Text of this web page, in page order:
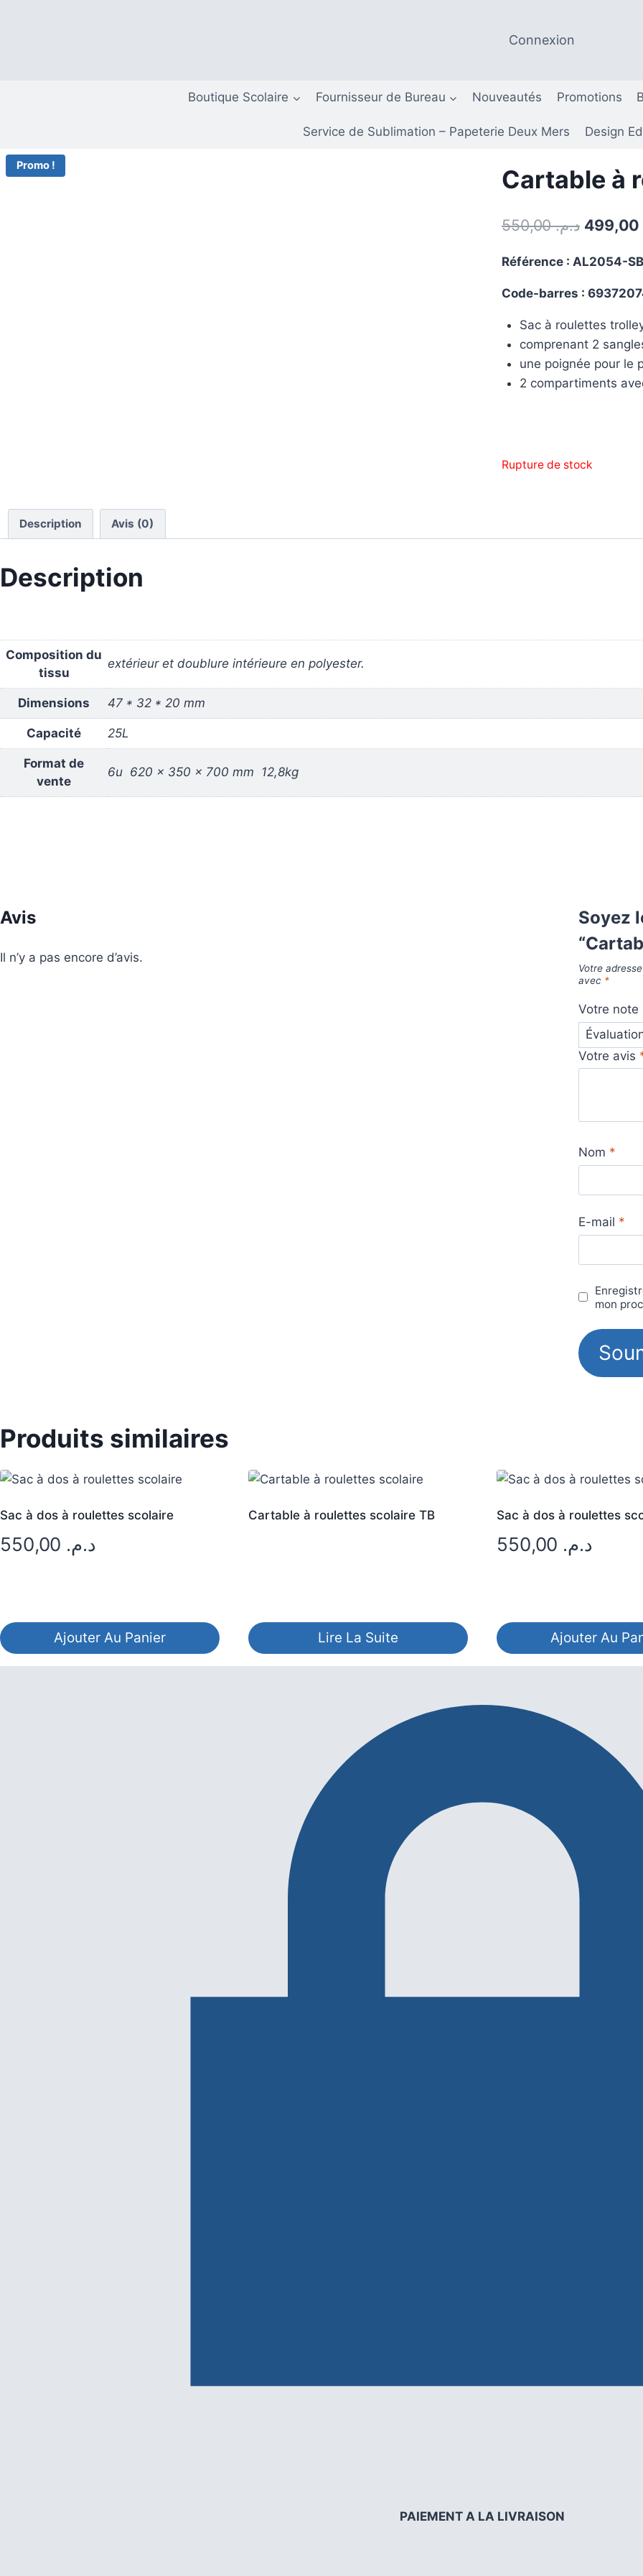
Connexion
Boutique Scolaire Fournisseur de Bureau Nouveautés Promotions
Service de Sublimation – Papeterie Deux Mers Design
Promo ! Cartable à
د.م.550,00
Le
initial
était :
Référence : AL2054-SB
Code-barres :
Sac à roulettes
comprenant 2
une poignée pour le
2 compartiments
Rupture de stock
Description Avis (0)
Description
Composition du
tissu
extérieur et doublure intérieure en polyester.
Dimensions 47 * 32 * 20 mm
Capacité 25L
Format de
vente
6u 620 x 350 x 700 mm 12,8kg
Avis
Il n’y a pas encore d’avis.
Soyez
Votre
avec *
Votre note
Votre avis
Nom *
E-mail *
mon
Produits similaires
Sac à dos à roulettes scolaire
د.م.
Ajouter Au Panier
Cartable à roulettes scolaire TB
Lire La Suite
Sac à dos à roulettes
د.م.
Ajouter Au
PAIEMENT A LA LIVRAISON